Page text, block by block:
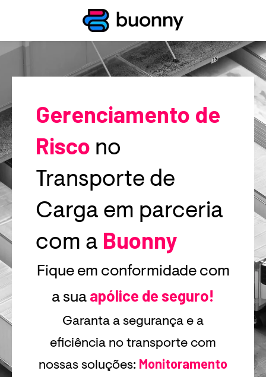
Gerenciamento de
Risco no
Transporte de
Carga em parceria
com a Buonny
Fique em conformidade com
a sua apólice de seguro!
Garanta a segurança e a
eficiência no transporte com
nossas soluções: Monitoramento